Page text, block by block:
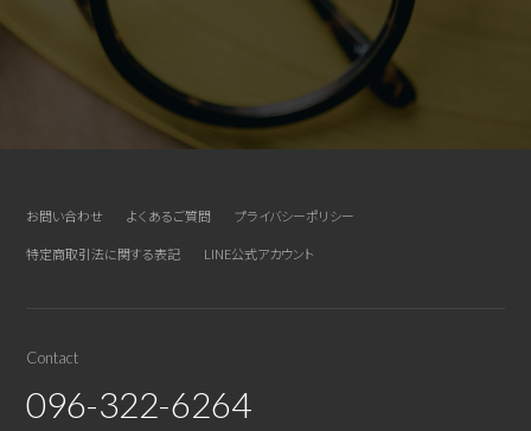
お問い合わせ よくあるご質問
プライバシーポリシー
特定商取引法に関する表記
LINE公式アカウント
Contact
096-322-6264